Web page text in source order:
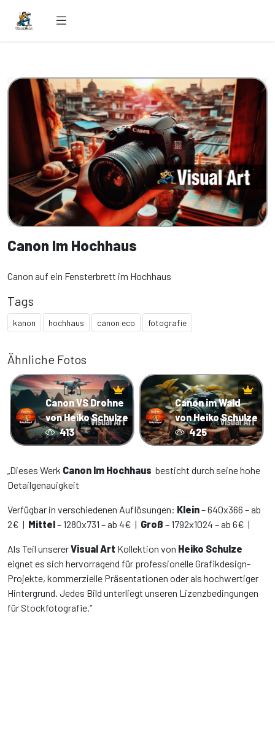
Canon Im Hochhaus
Canon auf ein Fensterbrett im Hochhaus
Tags
kanon hochhaus canon eco fotografie
Ähnliche Fotos
Canon VS Drohne
von Heiko Schulze
413
Canon im Wald
von Heiko Schulze
425
„Dieses Werk Canon Im Hochhaus besticht durch seine hohe
Detailgenauigkeit
Verfügbar in verschiedenen Auflösungen: Klein– 640x366 – ab
2€ | Mittel– 1280x731 – ab 4€ | Groß – 1792x1024 – ab 6€ |
Als Teil unsererVisual Art Kollektion von Heiko Schulze
eignet es sich hervorragend für professionelle Grafikdesign-
Projekte, kommerzielle Präsentationen oder als hochwertiger
Hintergrund. Jedes Bild unterliegt unseren Lizenzbedingungen
für Stockfotografie.“